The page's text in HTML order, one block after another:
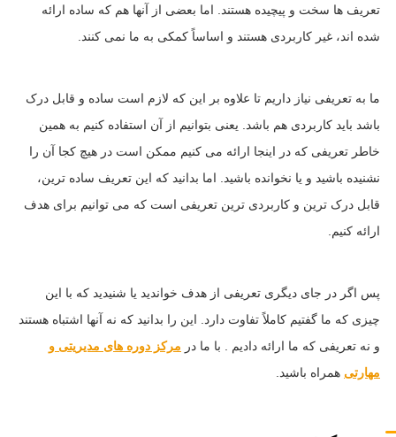
تعریف ها سخت و پیچیده هستند. اما بعضی از آنها هم که ساده ارائه
شده اند، غیر کاربردی هستند و اساساً کمکی به ما نمی کنند.
ما به تعریفی نیاز داریم تا علاوه بر این که لازم است ساده و قابل درک
باشد باید کاربردی هم باشد. یعنی بتوانیم از آن استفاده کنیم به همین
خاطر تعریفی که در اینجا ارائه می کنیم ممکن است در هیچ کجا آن را
نشنیده باشید و یا نخوانده باشید. اما بدانید که این تعریف ساده ترین،
قابل درک ترین و کاربردی ترین تعریفی است که می توانیم برای هدف
ارائه کنیم.
پس اگر در جای دیگری تعریفی از هدف خواندید یا شنیدید که با این
چیزی که ما گفتیم کاملاً تفاوت دارد. این را بدانید که نه آنها اشتباه هستند
و نه تعریفی که ما ارائه دادیم . با ما در مرکز دوره های مدیریتی و
مهارتی همراه باشید.